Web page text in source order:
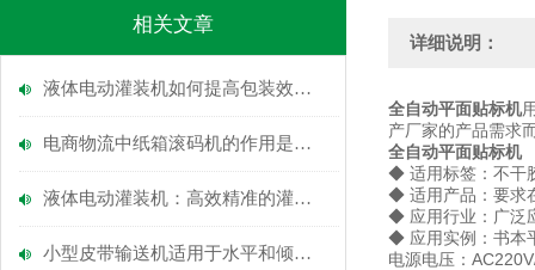
相关文章
液体电动灌装机如何提高包装效率？
电商物流中纸箱滚码机的作用是什么？
液体电动灌装机：高效精准的灌装解决方案
小型皮带输送机适用于水平和倾斜输送
详细说明：
全自动平面贴标机
产厂家的产品需求
全自动平面贴标机
◆ 适用标签：不干
◆ 适用产品：要求
◆ 应用行业：广泛
◆ 应用实例：书本
电源电压：